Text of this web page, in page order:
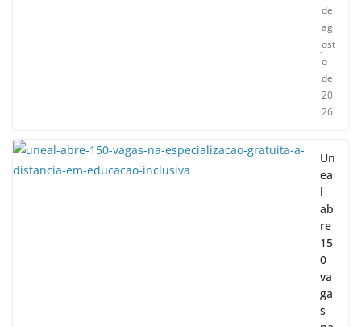
de
ag
ost
o
de
20
26
Un
ea
l
ab
re
15
0
va
ga
s